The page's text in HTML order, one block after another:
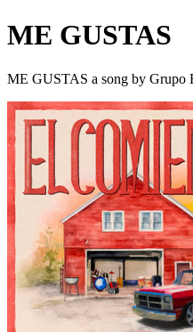
ME GUSTAS
ME GUSTAS a song by Grupo